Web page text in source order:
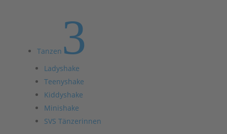
Tanzen 3
Ladyshake
Teenyshake
Kiddyshake
Minishake
SVS Tänzerinnen